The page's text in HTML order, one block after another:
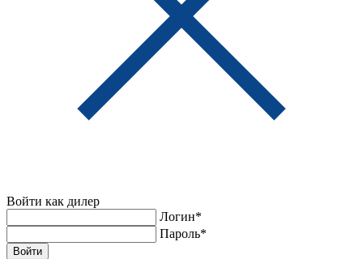
Войти как дилер
Логин*
Пароль*
Войти